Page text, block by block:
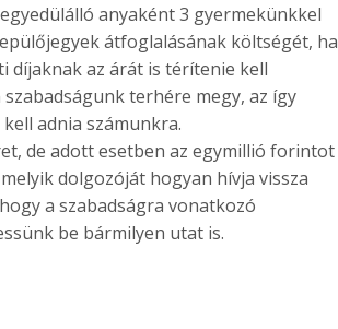
anyaként 3 gyermekünkkel
átfoglalásának költségét, ha
díjaknak az árát is térítenie kell
terhére megy, az így
adnia számunkra.
de adott esetben az egymillió forintot
dolgozóját hogyan hívja vissza
a szabadságra vonatkozó
be bármilyen utat is.